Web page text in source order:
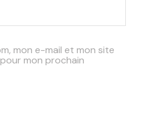
mon e-mail et mon site
mon prochain